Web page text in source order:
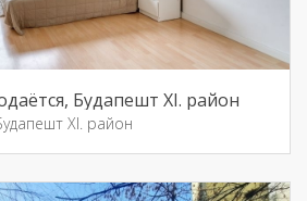
Будапешт XI. район
XI. район